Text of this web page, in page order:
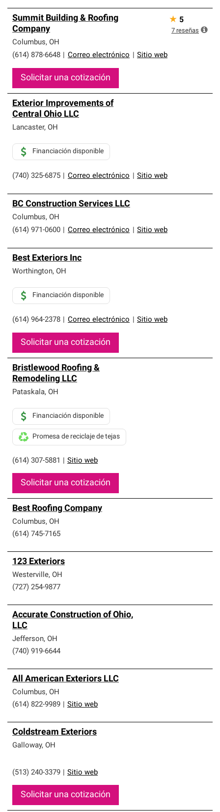
Summit Building & Roofing
Company
Columbus, OH
(614) 878-6648
Correo electrónico Sitio web
Solicitar una cotización
★ 5
7 reseñas
Exterior Improvements of
Central Ohio LLC
Lancaster, OH
(740) 325-6875 Correo electrónico Sitio web
Financiación disponible
BC Construction Services LLC
Columbus, OH
(614) 971-0600
Correo electrónico Sitio web
Best Exteriors Inc
Worthington, OH
(614) 964-2378 Correo electrónico Sitio web
Financiación disponible
Solicitar una cotización
Bristlewood Roofing &
Remodeling LLC
Pataskala, OH
(614) 307-5881 Sitio web
Financiación disponible
Promesa de reciclaje de tejas
Solicitar una cotización
Best Roofing Company
Columbus, OH
(614) 745-7165
123 Exteriors
Westerville, OH
(727) 254-9877
Accurate Construction of Ohio,
LLC
Jefferson, OH
(740) 919-6644
All American Exteriors LLC
Columbus, OH
(614) 822-9989
Sitio web
Coldstream Exteriors
Galloway, OH
(513) 240-3379 Sitio web
Solicitar una cotización